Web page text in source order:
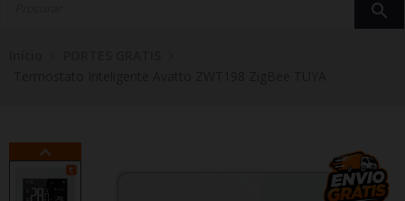
search